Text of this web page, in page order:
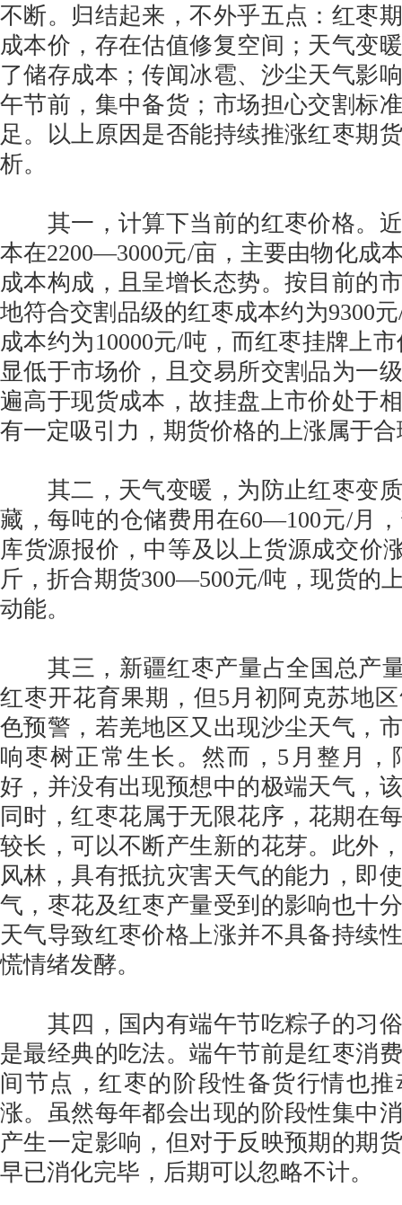
不断。归结起来，不外乎五点：红枣
成本价，存在估值修复空间；天气变
了储存成本；传闻冰雹、沙尘天气影
午节前，集中备货；市场担心交割标
足。以上原因是否能持续推涨红枣期
析。
其一，计算下当前的红枣价格。近
本在2200—3000元/亩，主要由物化成
成本构成，且呈增长态势。按目前的
地符合交割品级的红枣成本约为9300
成本约为10000元/吨，而红枣挂牌上
显低于市场价，且交易所交割品为一
遍高于现货成本，故挂盘上市价处于
有一定吸引力，期货价格的上涨属于
其二，天气变暖，为防止红枣变质
藏，每吨的仓储费用在60—100元/月
库货源报价，中等及以上货源成交价
斤，折合期货300—500元/吨，现货的
动能。
其三，新疆红枣产量占全国总产量
红枣开花育果期，但5月初阿克苏地
色预警，若羌地区又出现沙尘天气，
响枣树正常生长。然而，5月整月，
好，并没有出现预想中的极端天气，
同时，红枣花属于无限花序，花期在
较长，可以不断产生新的花芽。此外
风林，具有抵抗灾害天气的能力，即
气，枣花及红枣产量受到的影响也十
天气导致红枣价格上涨并不具备持续
慌情绪发酵。
其四，国内有端午节吃粽子的习俗
是最经典的吃法。端午节前是红枣消
间节点，红枣的阶段性备货行情也
涨。虽然每年都会出现的阶段性集中
产生一定影响，但对于反映预期的期
早已消化完毕，后期可以忽略不计。